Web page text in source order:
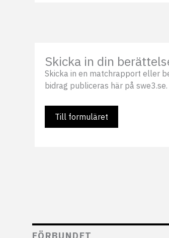
Skicka in din
Skicka in en matchrapport eller
bidrag publiceras här på swe3.se.
Till formuläret